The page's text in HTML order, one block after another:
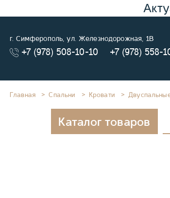
г. Симферополь, ул. Железнодорожная, 1В
+7 (978) 508-10-10 +7 (978) 558-
Главная Спальни Кровати
Каталог товаров